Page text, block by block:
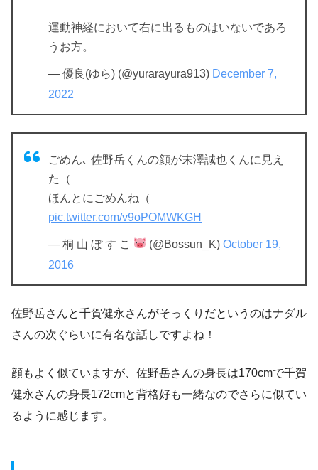
運動神経において右に出るものはいないであろ
うお方。
— 優良(ゆら) (@yurarayura913) December 7,
2022
ごめん､ 佐野岳くんの顔が末澤誠也くんに見え
た（
ほんとにごめんね（
pic.twitter.com/v9oPOMWKGH
— 桐 山 ぼ す こ (@Bossun_K)October 19,
2016
佐野岳さんと千賀健永さんがそっくりだというのはナダル
さんの次ぐらいに有名な話しですよね！
顔もよく似ていますが、佐野岳さんの身長は170cmで千賀
健永さんの身長172cmと背格好も一緒なのでさらに似てい
るように感じます。